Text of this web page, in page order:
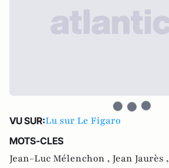
VU SUR:Lu sur Le Figaro
MOTS-CLES
Jean-Luc Mélenchon , Jean Jaurès ,